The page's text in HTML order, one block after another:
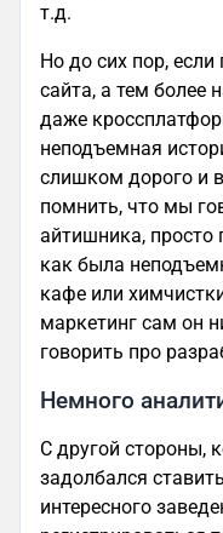
т.д.
Но до сих пор,
сайта, а тем более
даже
неподъемная
слишком дорого и
помнить, что мы
айтишника, просто
как была
кафе или
маркетинг сам он
говорить про
Немного
С другой стороны,
задолбался
интересного